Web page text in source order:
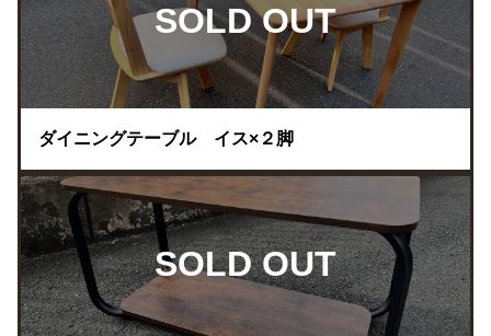
SOLD OUT
ダイニングテーブル イス×２脚
SOLD OUT